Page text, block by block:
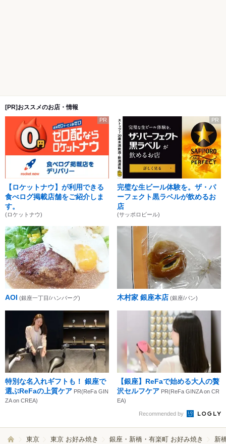
[PR]おススメのお店・情報
PR
【ロケットナウ】が利用できる
食べログ掲載店舗をご紹介しま
す。
(ロケットナウ)
PR
完璧な生ビール体験を。ザ・パ
ーフェクト黒ラベルが飲めるお
店
(サッポロビール)
AOI (銀座一丁目/ハンバーグ) 木村家 銀座本店 (銀座/パン)
特別な名入れギフトも！ 銀座で
選ぶReFaの上質ケア PR(ReFa GIN
ZA on CREA)
【銀座】ReFaで始める大人の贅
沢セルフケア PR(ReFa GINZA on CR
EA)
Recommended by
東京 東京 お好み焼き 銀座・新橋・有楽町 お好み焼き 新